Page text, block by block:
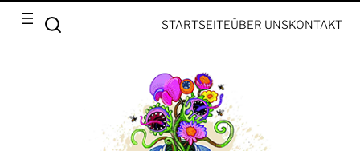
STARTSEITEÜBER UNSKONTAKT